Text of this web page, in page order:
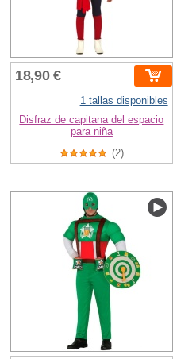
18,90 €
1 tallas disponibles
Disfraz de capitana del espacio
para niña
(2)